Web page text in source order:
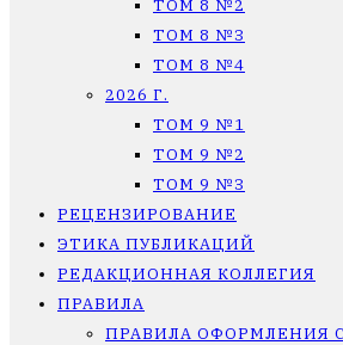
ТОМ 8 №2
ТОМ 8 №3
ТОМ 8 №4
2026 Г.
ТОМ 9 №1
ТОМ 9 №2
ТОМ 9 №3
РЕЦЕНЗИРОВАНИЕ
ЭТИКА ПУБЛИКАЦИЙ
РЕДАКЦИОННАЯ КОЛЛЕГИЯ
ПРАВИЛА
ПРАВИЛА ОФОРМЛЕНИЯ